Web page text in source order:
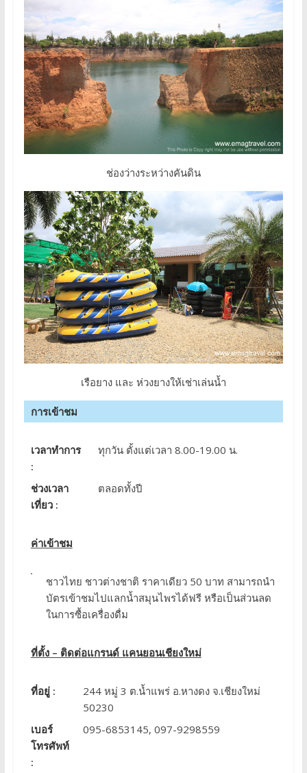
ช่องว่างระหว่างคันดิน
เรือยาง และ ห่วงยางให้เช่าเล่นน้ำ
การเข้าชม
เวลาทำการ
:
ทุกวัน ตั้งแต่เวลา 8.00-19.00 น.
ช่วงเวลา
เที่ยว :
ตลอดทั้งปี
ค่าเข้าชม
ชาวไทย ชาวต่างชาติ ราคาเดียว 50 บาท สามารถนำ
บัตรเข้าชมไปแลกน้ำสมุนไพรได้ฟรี หรือเป็นส่วนลด
ในการซื้อเครื่องดื่ม
ที่ตั้ง – ติดต่อแกรนด์ แคนยอนเชียงใหม่
ที่อยู่ :
244 หมู่ 3 ต.น้ำแพร่ อ.หางดง จ.เชียงใหม่
50230
เบอร์
โทรศัพท์
:
095-6853145, 097-9298559